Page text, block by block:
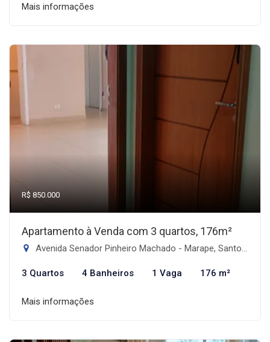
Mais informações
R$ 850.000
Apartamento à Venda com 3 quartos, 176m²
Avenida Senador Pinheiro Machado - Marape, Santos-SP
3 Quartos 4 Banheiros 1 Vaga 176 m²
Mais informações